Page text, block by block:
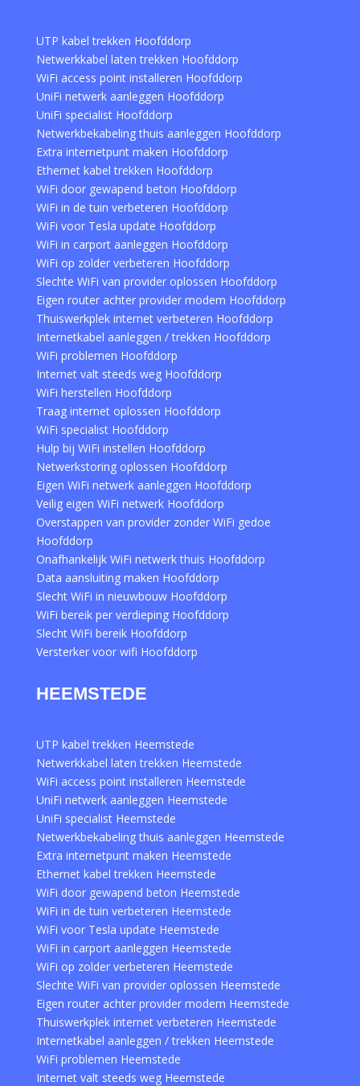
UTP kabel trekken Hoofddorp
Netwerkkabel laten trekken Hoofddorp
WiFi access point installeren Hoofddorp
UniFi netwerk aanleggen Hoofddorp
UniFi specialist Hoofddorp
Netwerkbekabeling thuis aanleggen Hoofddorp
Extra internetpunt maken Hoofddorp
Ethernet kabel trekken Hoofddorp
WiFi door gewapend beton Hoofddorp
WiFi in de tuin verbeteren Hoofddorp
WiFi voor Tesla update Hoofddorp
WiFi in carport aanleggen Hoofddorp
WiFi op zolder verbeteren Hoofddorp
Slechte WiFi van provider oplossen Hoofddorp
Eigen router achter provider modem Hoofddorp
Thuiswerkplek internet verbeteren Hoofddorp
Internetkabel aanleggen / trekken Hoofddorp
WiFi problemen Hoofddorp
Internet valt steeds weg Hoofddorp
WiFi herstellen Hoofddorp
Traag internet oplossen Hoofddorp
WiFi specialist Hoofddorp
Hulp bij WiFi instellen Hoofddorp
Netwerkstoring oplossen Hoofddorp
Eigen WiFi netwerk aanleggen Hoofddorp
Veilig eigen WiFi netwerk Hoofddorp
Overstappen van provider zonder WiFi gedoe
Hoofddorp
Onafhankelijk WiFi netwerk thuis Hoofddorp
Data aansluiting maken Hoofddorp
Slecht WiFi in nieuwbouw Hoofddorp
WiFi bereik per verdieping Hoofddorp
Slecht WiFi bereik Hoofddorp
Versterker voor wifi Hoofddorp
HEEMSTEDE
UTP kabel trekken Heemstede
Netwerkkabel laten trekken Heemstede
WiFi access point installeren Heemstede
UniFi netwerk aanleggen Heemstede
UniFi specialist Heemstede
Netwerkbekabeling thuis aanleggen Heemstede
Extra internetpunt maken Heemstede
Ethernet kabel trekken Heemstede
WiFi door gewapend beton Heemstede
WiFi in de tuin verbeteren Heemstede
WiFi voor Tesla update Heemstede
WiFi in carport aanleggen Heemstede
WiFi op zolder verbeteren Heemstede
Slechte WiFi van provider oplossen Heemstede
Eigen router achter provider modem Heemstede
Thuiswerkplek internet verbeteren Heemstede
Internetkabel aanleggen / trekken Heemstede
WiFi problemen Heemstede
Internet valt steeds weg Heemstede